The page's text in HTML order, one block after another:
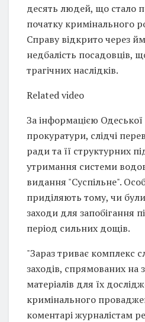
десять людей, що стало
початку кримінального
Справу відкрито через
недбалість посадовців,
трагічних наслідків.
Related video
За інформацією Одеської
прокуратури, слідчі
ради та її структурних
утримання системи
видання "Суспільне".
приділяють тому, чи
заходи для запобігання
період сильних дощів.
"Зараз триває комплекс
заходів, спрямованих на
матеріалів для їх
кримінального
коментарі журналістам